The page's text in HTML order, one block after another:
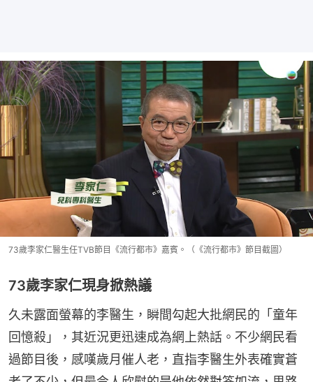
73歲李家仁醫生任TVB節目《流行都市》嘉賓。（《流行都市》節目截圖）
73歲李家仁現身掀熱議
久未露面螢幕的李醫生，瞬間勾起大批網民的「童年
回憶殺」，其近況更迅速成為網上熱話。不少網民看
過節目後，感嘆歲月催人老，直指李醫生外表確實蒼